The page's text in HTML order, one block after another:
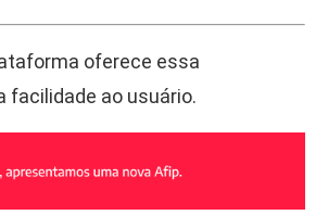
oferece essa
facilidade ao usuário.